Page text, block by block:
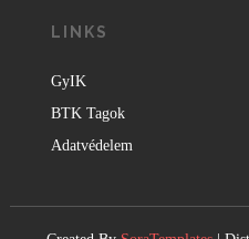
LINKS
GyIK
BTK Tagok
Adatvédelem